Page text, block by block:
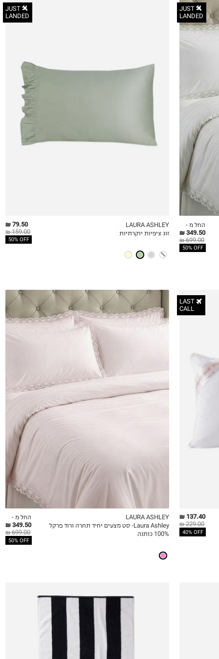
JUST
LANDED
החל מ -
349.50 ₪
699.00 ₪
50% OFF
JUST
LANDED
MY LIST
50X70
79.50 ₪
159.00 ₪
50% OFF
LAURA ASHLEY
זוג ציפיות יוקרתיות
LAST
CALL
137.40 ₪
229.00 ₪
40% OFF
MY LIST
QUICKVIEW
החל מ -
349.50 ₪
699.00 ₪
50% OFF
LAURA ASHLEY
Laura Ashley- סט מצעים יחיד תחרה ורוד פרקל
100% כותנה